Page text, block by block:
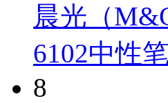
晨光（
6102中性
8